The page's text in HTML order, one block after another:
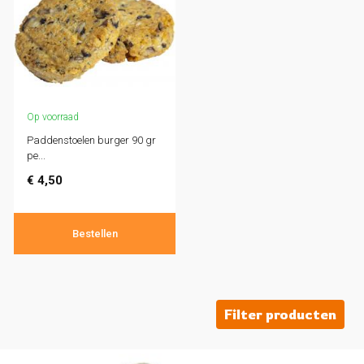
Op voorraad
Paddenstoelen burger 90 gr
pe...
€ 4,50
Bestellen
Filter producten